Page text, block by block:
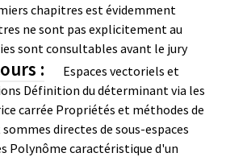
chapitres est évidemment
ne sont pas explicitement au
sont consultables avant le jury
:
Espaces vectoriels et
Définition du déterminant via les
carrée Propriétés et méthodes de
directes de sous-espaces
Polynôme caractéristique d'un